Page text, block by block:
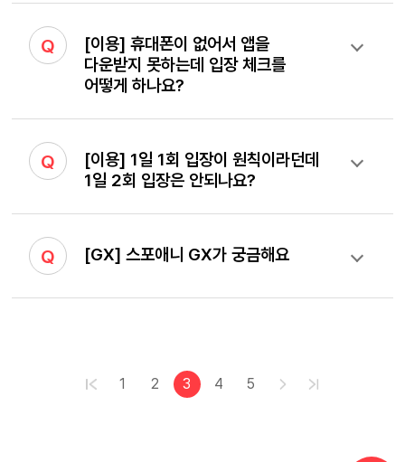
Q
[이용] 휴대폰이 없어서 앱을
다운받지 못하는데 입장 체크를
어떻게 하나요?
Q
[이용] 1일 1회 입장이 원칙이라던데
1일 2회 입장은 안되나요?
Q [GX] 스포애니 GX가 궁금해요
1 2 3 4 5